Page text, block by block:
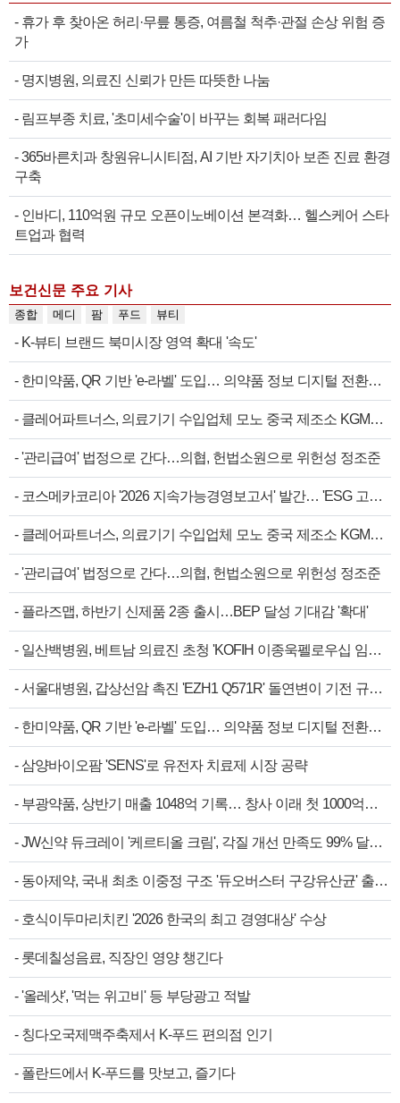
- 휴가 후 찾아온 허리·무릎 통증, 여름철 척추·관절 손상 위험 증
가
- 명지병원, 의료진 신뢰가 만든 따뜻한 나눔
- 림프부종 치료, '초미세수술'이 바꾸는 회복 패러다임
-365바른치과 창원유니시티점, AI 기반 자기치아 보존 진료 환경
구축
- 인바디, 110억원 규모 오픈이노베이션 본격화… 헬스케어 스타
트업과 협력
보건신문 주요 기사
종합 메디 팜 푸드 뷰티
- K-뷰티 브랜드 북미시장 영역 확대 '속도'
- 한미약품, QR 기반 'e-라벨' 도입… 의약품 정보 디지털 전환…
- 클레어파트너스, 의료기기 수입업체 모노 중국 제조소 KGM…
-'관리급여' 법정으로 간다…의협, 헌법소원으로 위헌성 정조준
- 코스메카코리아 '2026 지속가능경영보고서' 발간… 'ESG 고…
- 클레어파트너스, 의료기기 수입업체 모노 중국 제조소 KGM…
-'관리급여' 법정으로 간다…의협, 헌법소원으로 위헌성 정조준
- 플라즈맵, 하반기 신제품 2종 출시…BEP 달성 기대감 '확대'
- 일산백병원, 베트남 의료진 초청 'KOFIH 이종욱펠로우십 임…
-서울대병원, 갑상선암 촉진 'EZH1 Q571R' 돌연변이 기전 규…
- 한미약품, QR 기반 'e-라벨' 도입… 의약품 정보 디지털 전환…
- 삼양바이오팜 'SENS'로 유전자 치료제 시장 공략
- 부광약품, 상반기 매출 1048억 기록… 창사 이래 첫 1000억…
-JW신약 듀크레이 '케르티올 크림', 각질 개선 만족도 99% 달…
- 동아제약, 국내 최초 이중정 구조 '듀오버스터 구강유산균' 출…
- 호식이두마리치킨 '2026 한국의 최고 경영대상' 수상
- 롯데칠성음료, 직장인 영양 챙긴다
-'올레샷', '먹는 위고비' 등 부당광고 적발
- 칭다오국제맥주축제서 K-푸드 편의점 인기
- 폴란드에서 K-푸드를 맛보고, 즐기다